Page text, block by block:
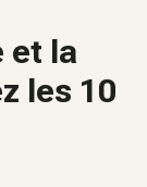
et la
les 10